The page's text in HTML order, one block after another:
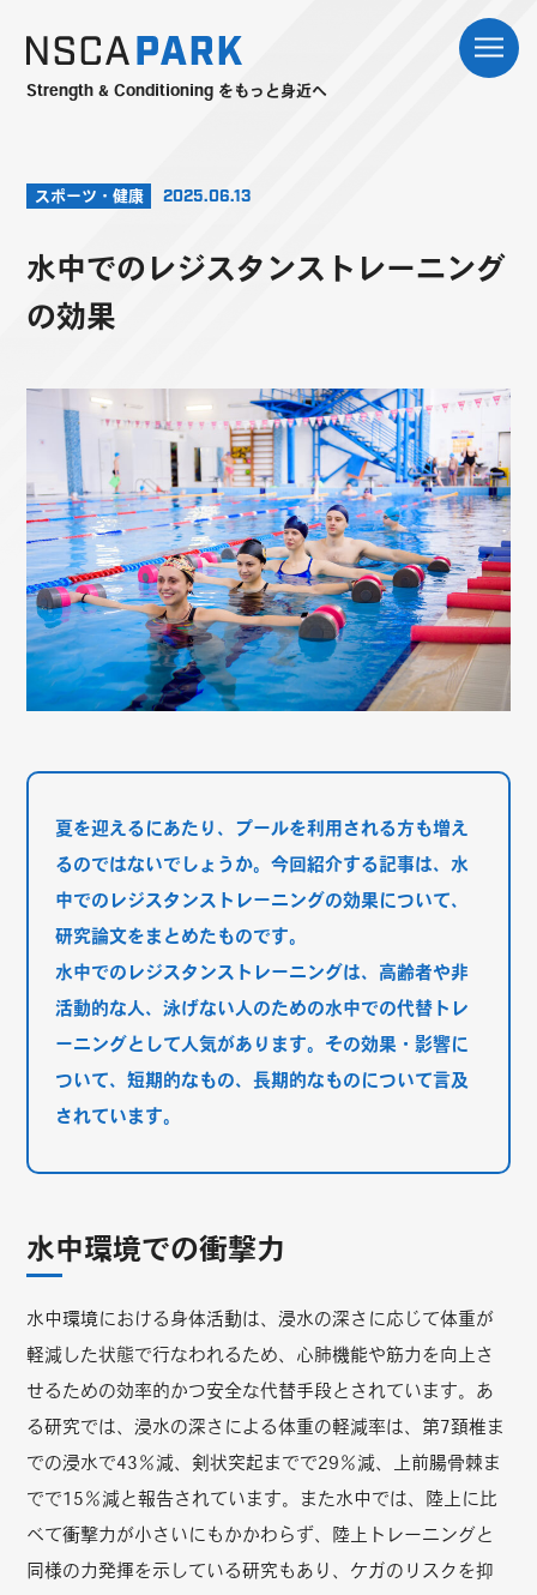
Strength & Conditioning をもっと身近へ
スポーツ・健康 2025.06.13
水中でのレジスタンストレーニング
の効果
夏を迎えるにあたり、プールを利用される方も増え
るのではないでしょうか。今回紹介する記事は、水
中でのレジスタンストレーニングの効果について、
研究論文をまとめたものです。
水中でのレジスタンストレーニングは、高齢者や非
活動的な人、泳げない人のための水中での代替トレ
ーニングとして人気があります。その効果・影響に
ついて、短期的なもの、長期的なものについて言及
されています。
水中環境での衝撃力
水中環境における身体活動は、浸水の深さに応じて体重が
軽減した状態で行なわれるため、心肺機能や筋力を向上さ
せるための効率的かつ安全な代替手段とされています。あ
る研究では、浸水の深さによる体重の軽減率は、第7頚椎ま
での浸水で43％減、剣状突起までで29％減、上前腸骨棘ま
でで15％減と報告されています。また水中では、陸上に比
べて衝撃力が小さいにもかかわらず、陸上トレーニングと
同様の力発揮を示している研究もあり、ケガのリスクを抑